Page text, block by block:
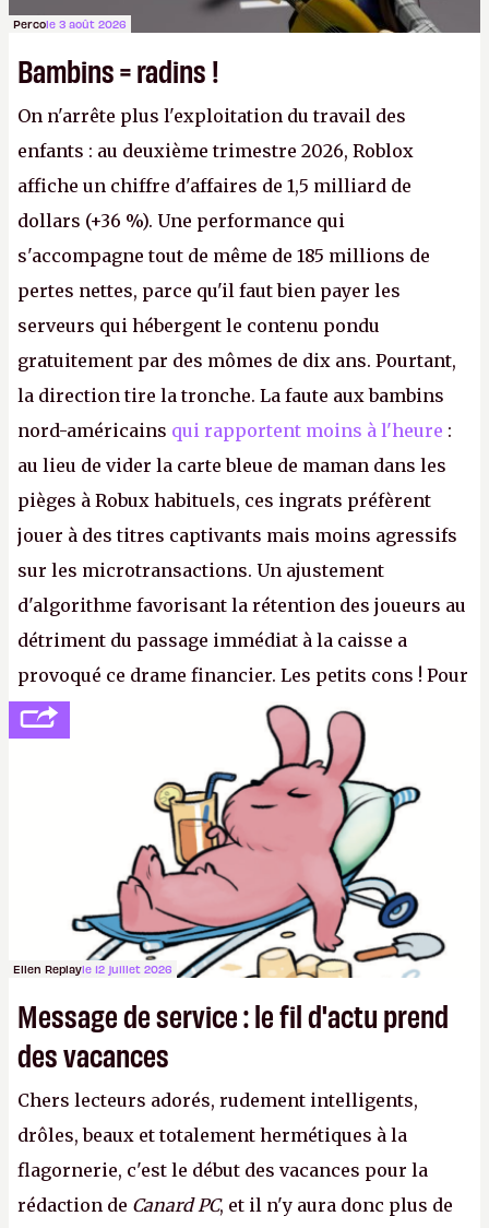
Percole 3 août 2026
Bambins = radins !
On n'arrête plus l'exploitation du travail des
enfants : au deuxième trimestre 2026, Roblox
affiche un chiffre d'affaires de 1,5 milliard de
dollars (+36 %). Une performance qui
s'accompagne tout de même de 185 millions de
pertes nettes, parce qu'il faut bien payer les
serveurs qui hébergent le contenu pondu
gratuitement par des mômes de dix ans. Pourtant,
la direction tire la tronche. La faute aux bambins
nord-américains qui rapportent moins à l'heure :
au lieu de vider la carte bleue de maman dans les
pièges à Robux habituels, ces ingrats préfèrent
jouer à des titres captivants mais moins agressifs
sur les microtransactions. Un ajustement
d'algorithme favorisant la rétention des joueurs au
détriment du passage immédiat à la caisse a
provoqué ce drame financier. Les petits cons ! Pour
se consoler, le PDG David Baszucki peut compter
sur le déblocage du jeu en Russie et l'explosion des
joueurs majeurs (+32 %). L'avenir appartient donc
aux adultes, qui ne sont jamais que des enfants
avec du pouvoir d'achat.P.
Ellen Replayle 12 juillet 2026
Message de service : le fil d'actu prend
des vacances
Chers lecteurs adorés, rudement intelligents,
drôles, beaux et totalement hermétiques à la
flagornerie, c'est le début des vacances pour la
rédaction de Canard PC, et il n'y aura donc plus de